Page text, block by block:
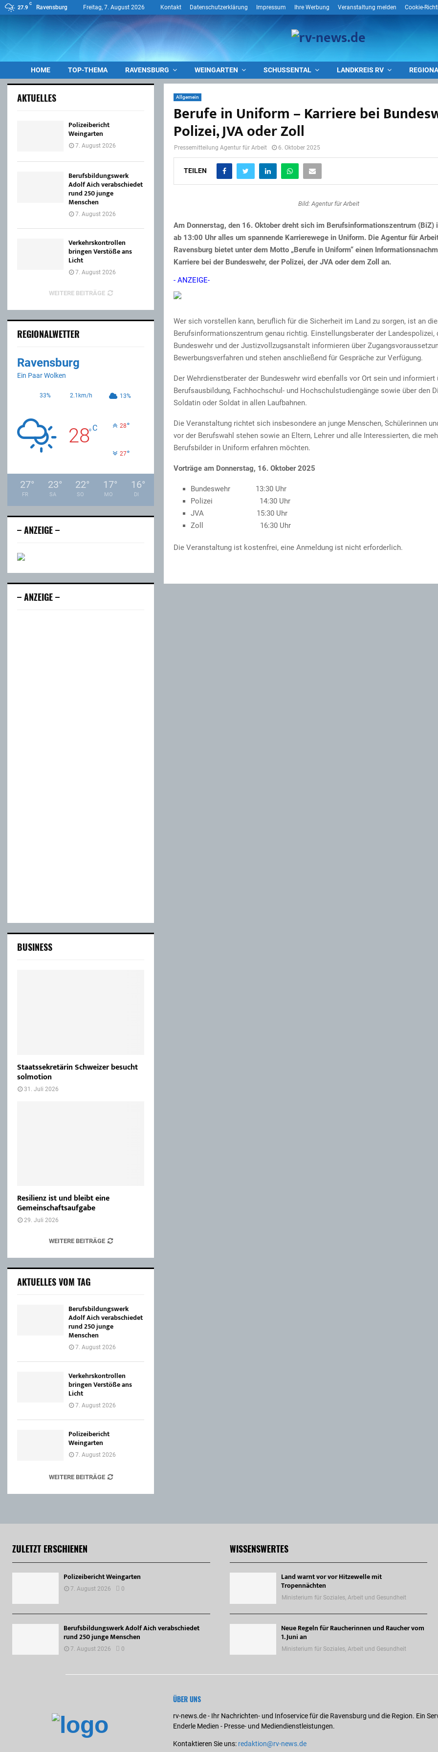
27.9
C
Ravensburg Freitag, 7. August 2026 Kontakt Datenschutzerklärung Impressum Ihre Werbung Veranstaltung melden Cookie-
HOME TOP-THEMA RAVENSBURG WEINGARTEN SCHUSSENTAL LANDKREIS RV
Allgemein
Berufe in Uniform – Karriere bei
Polizei, JVA oder Zoll
Pressemitteilung Agentur für Arbeit 6. Oktober 2025
TEILEN
Bild: Agentur für Arbeit
Am Donnerstag, den 16. Oktober dreht sich im Berufsinformationszentrum (BiZ)
ab 13:00 Uhr alles um spannende Karrierewege in Uniform. Die Agentur für
Ravensburg bietet unter dem Motto „Berufe in Uniform“ einen
Karriere bei der Bundeswehr, der Polizei, der JVA oder dem Zoll an.
- ANZEIGE-
Wer sich vorstellen kann, beruflich für die Sicherheit im Land zu sorgen, ist an
Berufsinformationszentrum genau richtig. Einstellungsberater der Landespolizei,
Bundeswehr und der Justizvollzugsanstalt informieren über
Bewerbungsverfahren und stehen anschließend für Gespräche zur Verfügung.
Der Wehrdienstberater der Bundeswehr wird ebenfalls vor Ort sein und informiert
Berufsausbildung, Fachhochschul- und Hochschulstudiengänge sowie über den
Soldatin oder Soldat in allen Laufbahnen.
Die Veranstaltung richtet sich insbesondere an junge Menschen, Schülerinnen
vor der Berufswahl stehen sowie an Eltern, Lehrer und alle Interessierten, die
Berufsbilder in Uniform erfahren möchten.
Vorträge am Donnerstag, 16. Oktober 2025
Bundeswehr 13:30 Uhr
Polizei 14:30 Uhr
JVA 15:30 Uhr
Zoll 16:30 Uhr
Die Veranstaltung ist kostenfrei, eine Anmeldung ist nicht erforderlich.
AKTUELLES
Polizeibericht
Weingarten
7. August 2026
Berufsbildungswerk
Adolf Aich verabschiedet
rund 250 junge
Menschen
7. August 2026
Verkehrskontrollen
bringen Verstöße ans
Licht
7. August 2026
WEITERE BEITRÄGE
REGIONALWETTER
Ravensburg
Ein Paar Wolken
33% 2.1km/h 13%
28°C 28°
27°
27°
FR
23°
SA
22°
SO
17°
MO
16°
DI
– ANZEIGE –
– ANZEIGE –
BUSINESS
Staatssekretärin Schweizer besucht
solmotion
31. Juli 2026
Resilienz ist und bleibt eine
Gemeinschaftsaufgabe
29. Juli 2026
WEITERE BEITRÄGE
AKTUELLES VOM TAG
Berufsbildungswerk
Adolf Aich verabschiedet
rund 250 junge
Menschen
7. August 2026
Verkehrskontrollen
bringen Verstöße ans
Licht
7. August 2026
Polizeibericht
Weingarten
7. August 2026
WEITERE BEITRÄGE
ZULETZT ERSCHIENEN
Polizeibericht Weingarten
7. August 2026 0
Berufsbildungswerk Adolf Aich verabschiedet
rund 250 junge Menschen
7. August 2026 0
WISSENSWERTES
Land warnt vor vor Hitzewelle mit
Tropennächten
Ministerium für Soziales, Arbeit und Gesundheit
Neue Regeln für Raucherinnen und Raucher vom
1. Juni an
Ministerium für Soziales, Arbeit und Gesundheit
ÜBER UNS
rv-news.de - Ihr Nachrichten- und Infoservice für die Ravensburg und die Region. Ein
Enderle Medien - Presse- und Mediendienstleistungen.
Kontaktieren Sie uns: redaktion@rv-news.de